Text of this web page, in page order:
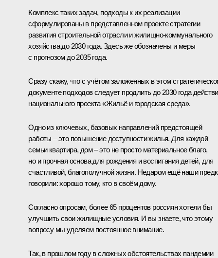
Комплекс таких задач, подходы к их реализации
сформулированы в представленном проекте стратегии
развития строительной отрасли и жилищно-коммунального
хозяйства до 2030 года. Здесь же обозначены и меры
с прогнозом до 2035 года.
Сразу скажу, что с учётом заложенных в этом
документе подходов следует продлить до 2030 года
национального проекта «Жильё и городская среда».
Одно из ключевых, базовых направлений предстоящей
работы – это повышение доступности жилья. Для каждой
семьи квартира, дом – это не просто материальное благо,
но и прочная основа для рождения и воспитания детей, для
счастливой, благополучной жизни. Недаром ещё наши
говорили: хорошо тому, кто в своём дому.
Согласно опросам, более 65 процентов россиян хотели бы
улучшить свои жилищные условия. И вы знаете, что этому
вопросу мы уделяем постоянное внимание.
Так, в прошлом году в сложных обстоятельствах пандемии